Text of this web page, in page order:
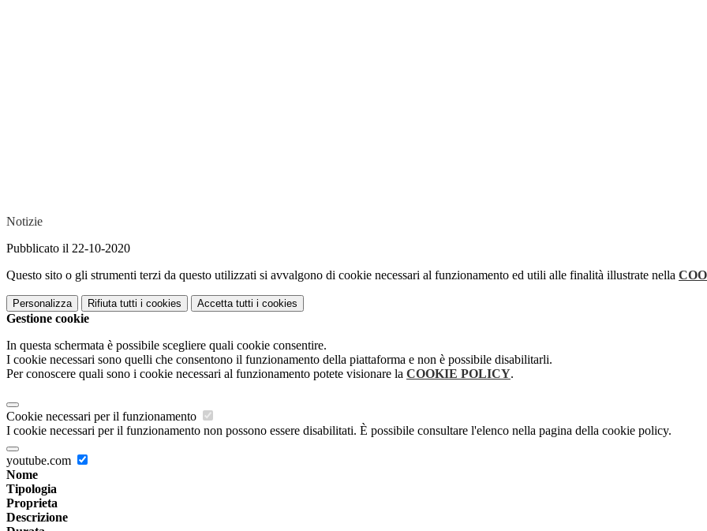
Notizie
Pubblicato il 22-10-2020
Questo sito o gli strumenti terzi da questo utilizzati si avvalgono di cookie necessari al funzionamento ed utili alle finalità illustrate nella
Personalizza Rifiuta tutti i cookies Accetta tutti i cookies
Gestione cookie
In questa schermata è possibile scegliere quali cookie consentire.
I cookie necessari sono quelli che consentono il funzionamento della piattaforma e non è possibile disabilitarli.
Per conoscere quali sono i cookie necessari al funzionamento potete visionare la COOKIE POLICY.
Cookie necessari per il funzionamento
I cookie necessari per il funzionamento non possono essere disabilitati. È possibile consultare l'elenco nella pagina della cookie policy.
youtube.com
Nome
Tipologia
Proprieta
Descrizione